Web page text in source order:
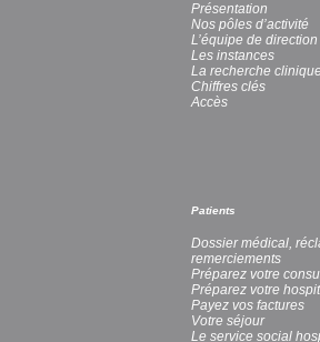
Présentation
Nos pôles d’activité
L’équipe de direction
Les instances
La recherche clinique
Chiffres clés
Accès
Patients
Dossier médical,
remerciements
Préparez votre
Préparez votre
Payez vos factures
Votre séjour
Le service social